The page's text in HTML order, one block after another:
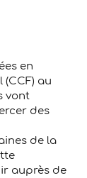
en
au
vont
des
de la
auprès de